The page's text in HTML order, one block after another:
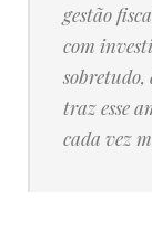
gestão
com
traz esse
cada vez